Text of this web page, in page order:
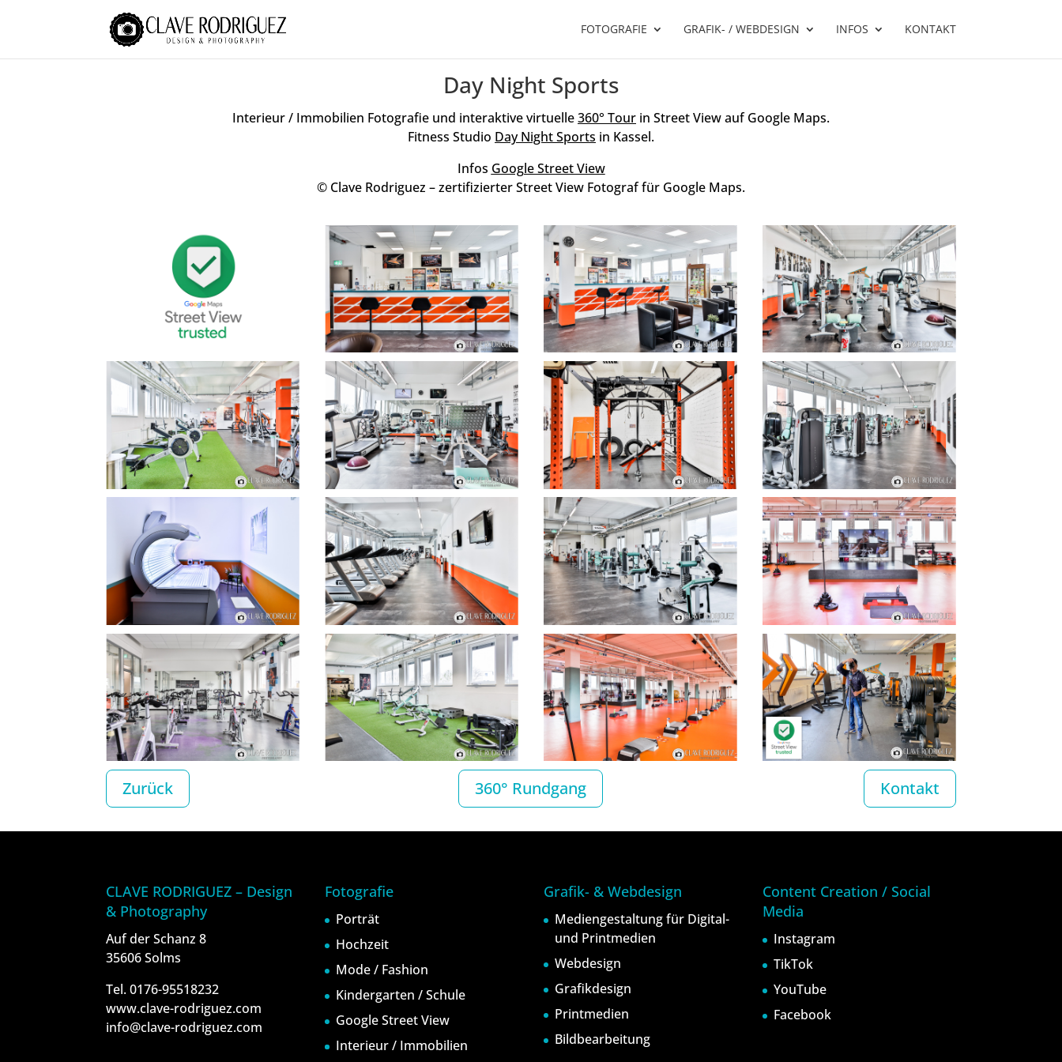
FOTOGRAFIE GRAFIK- / WEBDESIGN INFOS KONTAKT
Day Night Sports
Interieur / Immobilien Fotografie und interaktive virtuelle360° Tour in Street View auf Google Maps.
Fitness Studio Day Night Sports in Kassel.
Infos Google Street View
© Clave Rodriguez – zertifizierter Street View Fotograf für Google Maps.
Zurück 360° Rundgang Kontakt
CLAVE RODRIGUEZ – Design
& Photography
Auf der Schanz 8
35606 Solms
Tel. 0176-95518232
www.clave-rodriguez.com
info@clave-rodriguez.com
Fotografie
Porträt
Hochzeit
Mode / Fashion
Kindergarten / Schule
Google Street View
Interieur / Immobilien
Grafik- & Webdesign
Mediengestaltung für Digital-
und Printmedien
Webdesign
Grafikdesign
Printmedien
Bildbearbeitung
Content Creation / Social
Media
Instagram
TikTok
YouTube
Facebook